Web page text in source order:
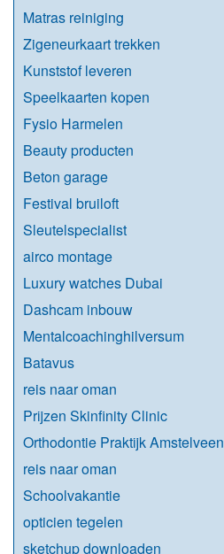
Matras reiniging
Zigeneurkaart trekken
Kunststof leveren
Speelkaarten kopen
Fysio Harmelen
Beauty producten
Beton garage
Festival bruiloft
Sleutelspecialist
airco montage
Luxury watches Dubai
Dashcam inbouw
Mentalcoachinghilversum
Batavus
reis naar oman
Prijzen Skinfinity Clinic
Orthodontie Praktijk Amstelveen
reis naar oman
Schoolvakantie
opticien tegelen
sketchup downloaden